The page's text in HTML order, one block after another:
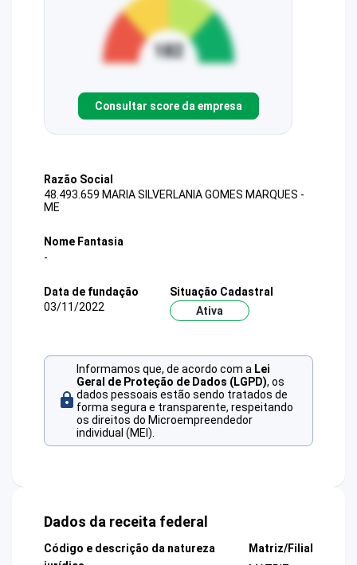
Consultar score da empresa
Razão Social
48.493.659 MARIA SILVERLANIA GOMES MARQUES -
ME
Nome Fantasia
-
Data de fundação
03/11/2022
Situação Cadastral
Ativa
Informamos que, de acordo com a Lei
Geral de Proteção de Dados (LGPD), os
dados pessoais estão sendo tratados de
forma segura e transparente, respeitando
os direitos do Microempreendedor
individual (MEI).
Dados da receita federal
Código e descrição da natureza
Matriz/Filial